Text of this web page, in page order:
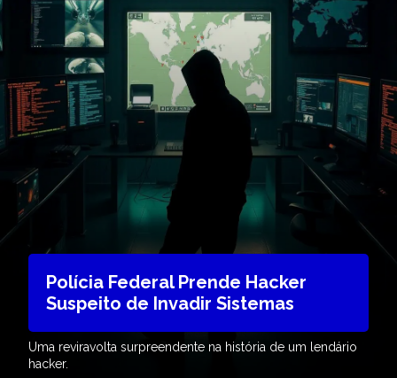
Polícia Federal Prende Hacker
Suspeito de Invadir Sistemas
Uma reviravolta surpreendente na história de um lendário
hacker.